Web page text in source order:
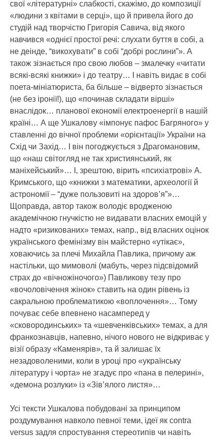
свої «літературні» слабкості, скажімо, до композиції
«людини з квітами в серці», що й привела його до
студій над творчістю Григорія Савича, від якого
навчився «однієї простої речі: слухати буття в собі, а
не деінде, “викохувати” в собі “добрі рослини”». А
також зізнається про свою любов – змалечку «читати
всякі-всякі книжки» і до театру… І навіть видає в собі
поета-мініатюриста, ба більше – відверто зізнається
(не без іронії!), що «починав складати вірші»
внаслідок… планової економії електроенергії в нашій
країні… А ще Ушкалову «імпонує пафос Багряного» у
ставленні до вічної проблеми «орієнтації» України на
Схід чи Захід… І він погоджується з Драгомановим,
що «наш світогляд не так християнський, як
маніхейський»… І, зрештою, вірить «психіатрові» А.
Кримського, що «книжки з математики, археології й
астрономії – “дуже пользовиті на здоров’я”»…
Щоправда, автор також володіє вродженою
академічною гнучкістю не видавати власних емоцій у
надто «ризикованих» темах, напр., від власних оцінок
українського фемінізму він майстерно «утікає»,
ховаючись за плечі Михайла Павлика, причому аж
настільки, що мимоволі (мабуть, через підсвідомий
страх до «вічножіночого») Павликову тезу про
«вочоловічення жінок» ставить на один рівень із
сакральною проблематикою «воплочення»… Тому
почуває себе впевнено насамперед у
«сковородинських» та «шевченківських» темах, а для
франкознавців, напевно, нічого нового не відкриває у
візії образу «Каменярів», та й залишає їх
незадоволеними, коли в уроці про «українську
літературу і чорта» не згадує про «пана в пелерині»,
«демона розлуки» із «Зів’ялого листя»…
Усі тексти Ушкалова побудовані за принципом
роздумування навколо певної теми, ідеї як contra
versus задля спростування стереотипів чи навіть